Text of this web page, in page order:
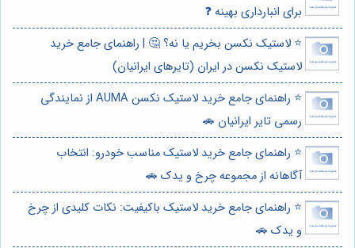
برای انبارداری بهینه ❓
⭐️ لاستیک نکسن بخریم یا نه؟ 🤔 | راهنمای جامع خرید
لاستیک نکسن در ایران (تایرهای ایرانیان)
⭐️ راهنمای جامع خرید لاستیک نکسن AUMA از نمایندگی
رسمی تایر ایرانیان 🚗
⭐️ راهنمای جامع خرید لاستیک مناسب خودرو: انتخاب
آگاهانه از مجموعه چرخ و یدک 🚗
⭐️ راهنمای جامع خرید لاستیک باکیفیت: نکات کلیدی از چرخ
و یدک 🚗